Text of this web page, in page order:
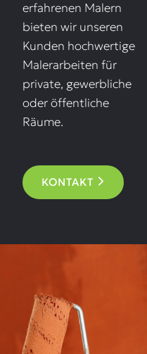
erfahrenen Malern
bieten wir unseren
Kunden hochwertige
Malerarbeiten für
private, gewerbliche
oder öffentliche
Räume.
KONTAKT